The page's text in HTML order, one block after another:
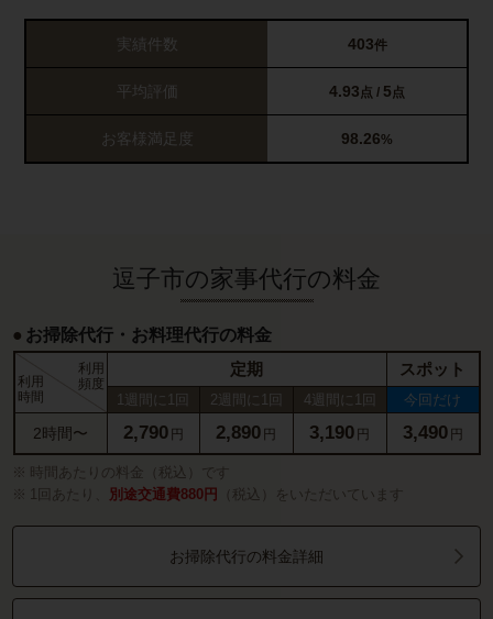
実績件数 403件
平均評価 4.93 点 / 5 点
お客様満足度 98.26%
逗子市の家事代行の料金
お掃除代行・お料理代行の料金
利用
時間
利用
頻度
定期 スポット
1週間に1回 2週間に1回 4週間に1回 今回だけ
2時間〜 2,790 円 2,890 円 3,190 円 3,490 円
時間あたりの料金（税込）です
1回あたり、
別途交通費880円 （税込）をいただいています
お掃除代行の料金詳細